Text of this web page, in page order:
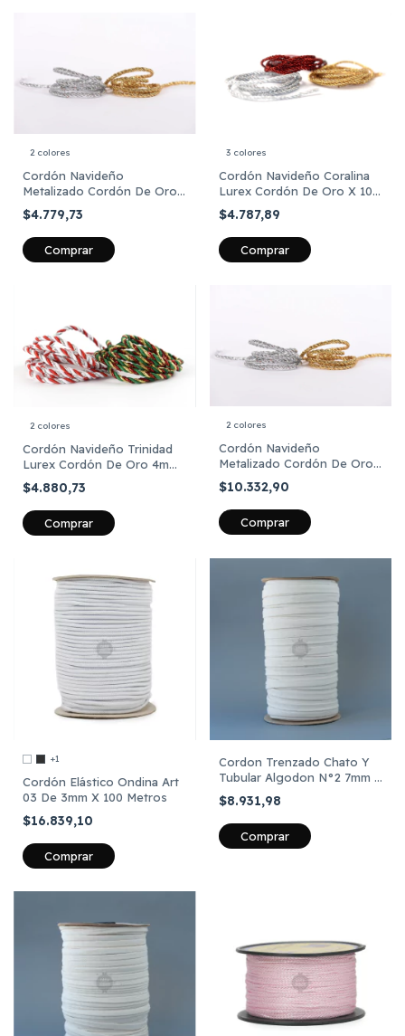
2 colores
Cordón Navideño
Metalizado Cordón De Oro
X 10 Mts
$4.779,73
Comprar
3 colores
Cordón Navideño Coralina
Lurex Cordón De Oro X 10
Mts
$4.787,89
Comprar
2 colores
Cordón Navideño Trinidad
Lurex Cordón De Oro 4mm
X 10 Mts
$4.880,73
Comprar
2 colores
Cordón Navideño
Metalizado Cordón De Oro
X 25 Metros
$10.332,90
Comprar
+1
Cordón Elástico Ondina Art
03 De 3mm X 100 Metros
$16.839,10
Comprar
Cordon Trenzado Chato Y
Tubular Algodon N°2 7mm X
100 Metros
$8.931,98